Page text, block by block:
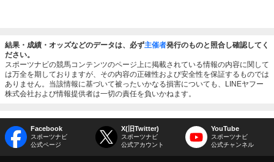
結果・成績・オッズなどのデータは、必ず主催者発行のものと照合し確認してく
ださい。
スポーツナビの競馬コンテンツのページ上に掲載されている情報の内容に関して
は万全を期しておりますが、その内容の正確性および安全性を保証するものでは
ありません。当該情報に基づいて被ったいかなる損害についても、LINEヤフー
株式会社および情報提供者は一切の責任を負いかねます。
Facebook
スポーツナビ
公式ページ
X(旧Twitter)
スポーツナビ
公式アカウント
YouTube
スポーツナビ
公式チャンネル